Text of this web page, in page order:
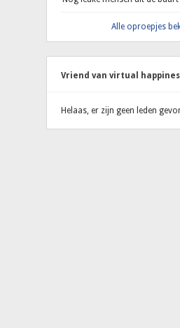
Alle oproepjes
Vriend van virtual
Helaas, er zijn geen leden